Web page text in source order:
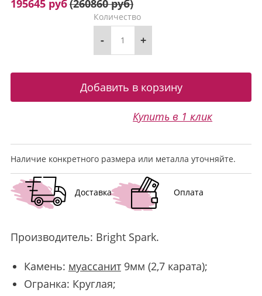
195645 руб(260860 руб)
Количество
- +
Купить в 1 клик
Наличие конкретного размера или металла уточняйте.
Доставка Оплата
Производитель: Bright Spark.
Камень: муассанит9мм (2,7 карата);
Огранка: Круглая;